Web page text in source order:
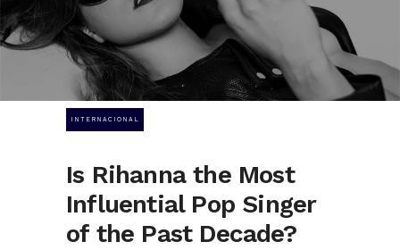
INTERNACIONAL
Is Rihanna the Most
Influential Pop Singer
of the Past Decade?